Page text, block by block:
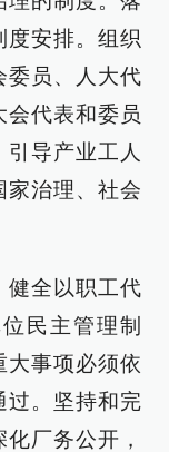
度安排。组织
委员、人大代
会代表和委员
导产业工人
家治理、社会
健全以职工代
民主管理制
大事项必须依
过。坚持和完
厂务公开，